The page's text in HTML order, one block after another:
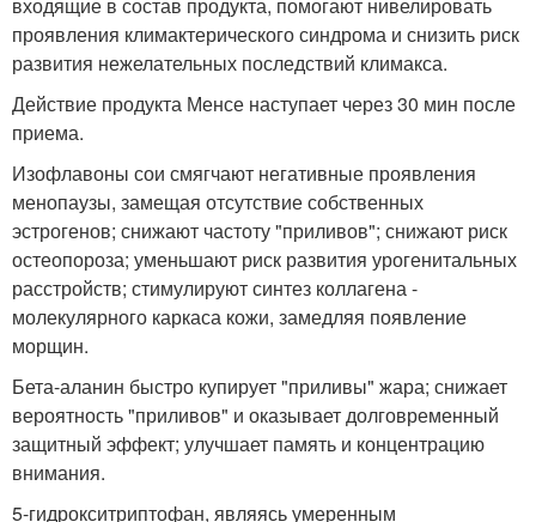
проявления климактерического синдрома и снизить риск
развития нежелательных последствий климакса.
Действие продукта Менсе наступает через 30 мин после
приема.
Изофлавоны сои смягчают негативные проявления
менопаузы, замещая отсутствие собственных
эстрогенов; снижают частоту "приливов"; снижают риск
остеопороза; уменьшают риск развития урогенитальных
расстройств; стимулируют синтез коллагена -
молекулярного каркаса кожи, замедляя появление
морщин.
Бета-аланин быстро купирует "приливы" жара; снижает
вероятность "приливов" и оказывает долговременный
защитный эффект; улучшает память и концентрацию
внимания.
5-гидрокситриптофан, являясь умеренным